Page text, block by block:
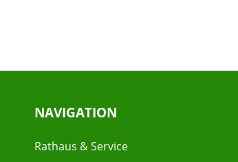
NAVIGATION
Rathaus & Service